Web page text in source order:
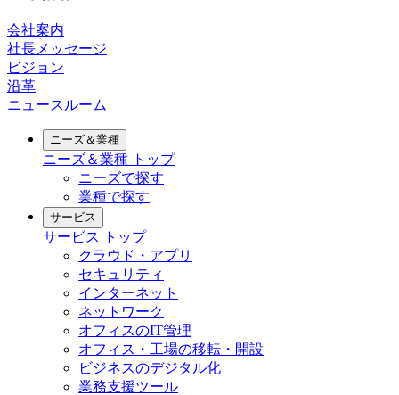
会社案内
社長メッセージ
ビジョン
沿革
ニュースルーム
ニーズ＆業種
ニーズ＆業種 トップ
ニーズで探す
業種で探す
サービス
サービス
トップ
クラウド・アプリ
セキュリティ
インターネット
ネットワーク
オフィスのIT管理
オフィス・工場の移転・開設
ビジネスのデジタル化
業務支援ツール